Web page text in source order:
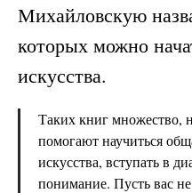
Михайловскую
которых можно
искусства.
Таких книг множество,
помогают научиться
искусства, вступать в
понимание. Пусть вас